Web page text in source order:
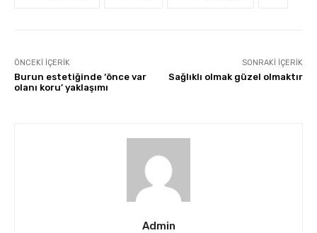
ÖNCEKI İÇERIK
Burun estetiğinde ‘önce var
olanı koru’ yaklaşımı
SONRAKI İÇERIK
Sağlıklı olmak güzel olmaktır
Admin